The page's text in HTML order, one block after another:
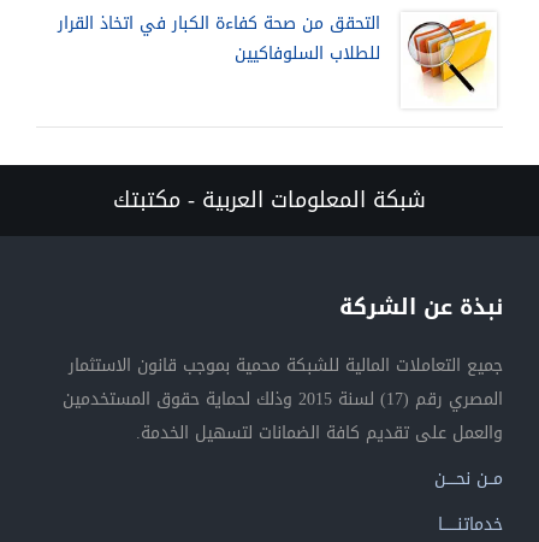
التحقق من صحة كفاءة الكبار في اتخاذ القرار
للطلاب السلوفاكيين
شبكة المعلومات العربية - مكتبتك
نبذة عن الشركة
جميع التعاملات المالية للشبكة محمية بموجب قانون الاستثمار
المصري رقم (17) لسنة 2015 وذلك لحماية حقوق المستخدمين
والعمل على تقديم كافة الضمانات لتسهيل الخدمة.
مــن نحــــن
خدماتنــــــا